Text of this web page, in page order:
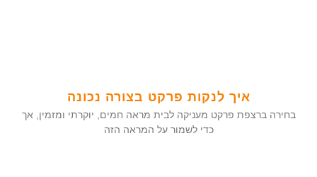
איך לנקות פרקט בצורה נכונה
בחירה ברצפת פרקט מעניקה לבית מראה חמים, יוקרתי ומזמין, אך
כדי לשמור על המראה הזה